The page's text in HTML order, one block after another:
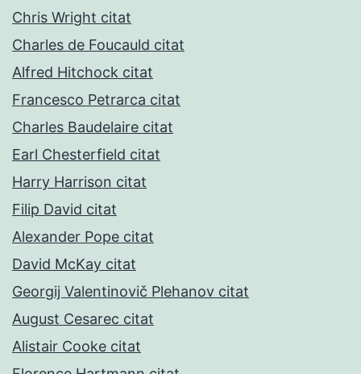
Chris Wright citat
Charles de Foucauld citat
Alfred Hitchock citat
Francesco Petrarca citat
Charles Baudelaire citat
Earl Chesterfield citat
Harry Harrison citat
Filip David citat
Alexander Pope citat
David McKay citat
Georgij Valentinovič Plehanov citat
August Cesarec citat
Alistair Cooke citat